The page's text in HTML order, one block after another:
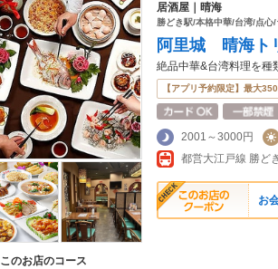
居酒屋｜晴海
勝どき駅/本格中華/台湾/点
阿里城 晴海ト
絶品中華&台湾料理を種
【アプリ予約限定】最大
2001～3000円
都営大江戸線 勝ど
お
このお店のコース